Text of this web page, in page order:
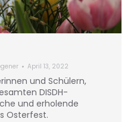
April 13, 2022
und Schülern,
DISDH-
und erholende
Osterfest.